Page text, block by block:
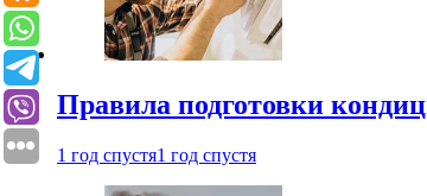
Правила подготовки
1 год спустя1 год спустя